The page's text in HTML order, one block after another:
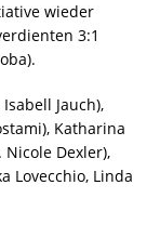
wieder
3:1
Jauch),
Katharina
Nicole Dexler),
Lovecchio, Linda